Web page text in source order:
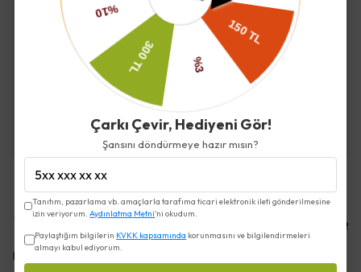
İade ve Değişim
Kargo ve Teslimat
Yorumlar Yorum Yap
Bu ürün için henüz yorum yapılmamış.
Çarkı Çevir, Hediyeni Gör!
Şansını döndürmeye hazır mısın?
Tanıtım, pazarlama vb. amaçlarla tarafıma ticari elektronik ileti gönderilmesine
izin veriyorum.Aydınlatma Metni'ni okudum.
Paylaştığım bilgilerin KVKK kapsamında korunmasını ve bilgilendirmeleri
almayı kabul ediyorum.